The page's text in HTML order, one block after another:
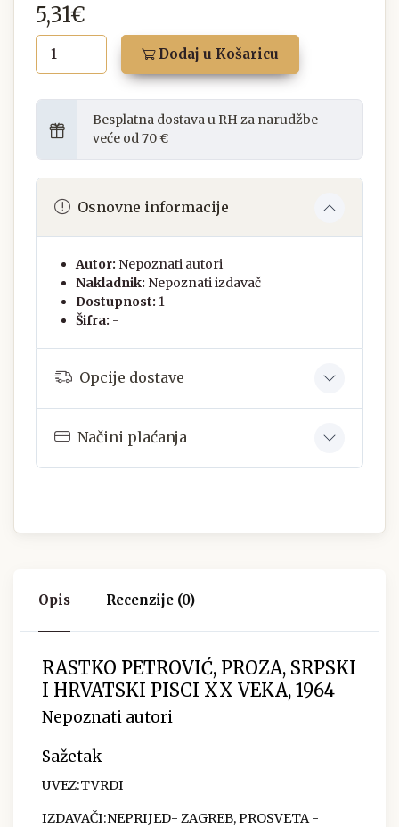
5,31€
Dodaj u Košaricu
Besplatna dostava u RH za narudžbe
veće od 70 €
Osnovne informacije
Autor: Nepoznati autori
Nakladnik: Nepoznati izdavač
Dostupnost: 1
Šifra: -
Opcije dostave
Načini plaćanja
Opis Recenzije (0)
RASTKO PETROVIĆ, PROZA, SRPSKI
I HRVATSKI PISCI XX VEKA, 1964
Nepoznati autori
Sažetak
UVEZ:TVRDI
IZDAVAČI:NEPRIJED- ZAGREB, PROSVETA -